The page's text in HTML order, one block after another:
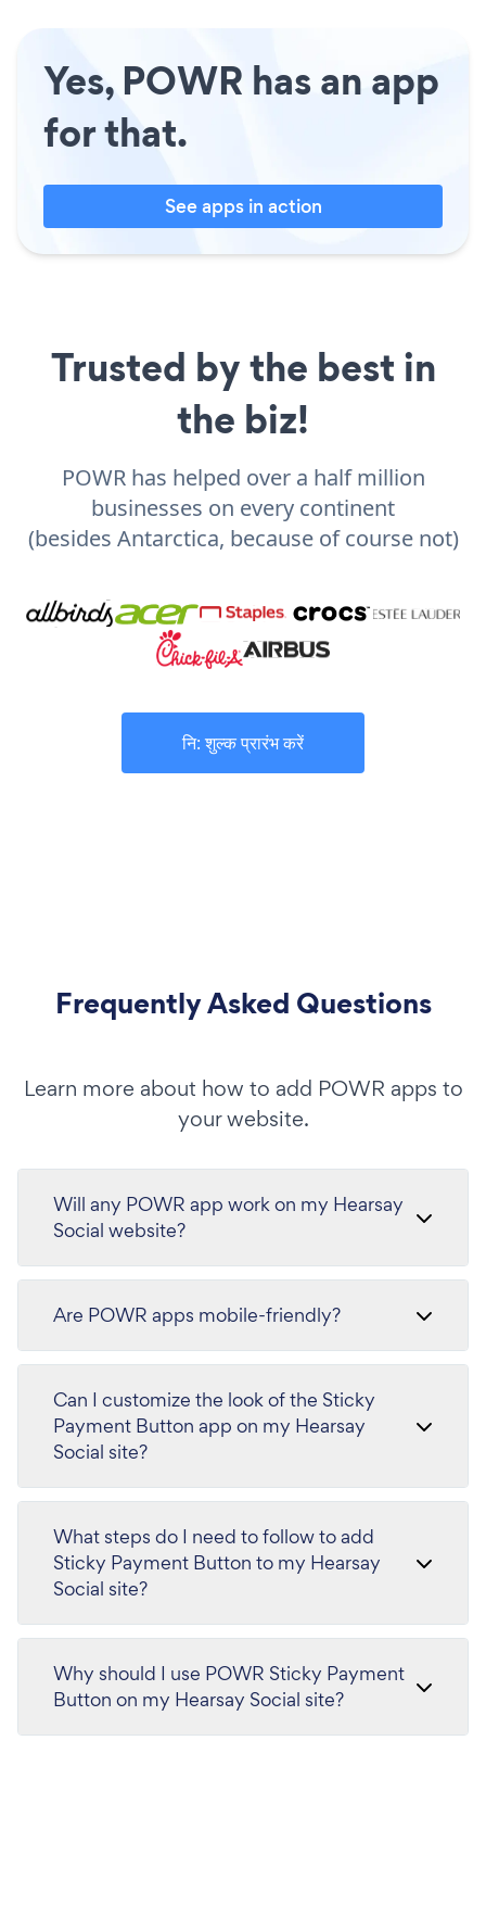
Yes, POWR has an app
for that.
See apps in action
Trusted by the best in
the biz!
POWR has helped over a half million
businesses on every continent
(besides Antarctica, because of course not)
नि: शुल्क प्रारंभ करें
Frequently Asked Questions
Learn more about how to add POWR apps to
your website.
Will any POWR app work on my Hearsay
Social website?
Are POWR apps mobile-friendly?
Can I customize the look of the Sticky
Payment Button app on my Hearsay
Social site?
What steps do I need to follow to add
Sticky Payment Button to my Hearsay
Social site?
Why should I use POWR Sticky Payment
Button on my Hearsay Social site?